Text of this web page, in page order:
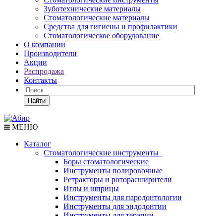
Зуботехнические материалы
Стоматологические материалы
Средства для гигиены и профилактики
Стоматологическое оборудование
О компании
Производители
Акции
Распродажа
Контакты
Найти
МЕНЮ
Каталог
Стоматологические инструменты
Боры стоматологические
Инструменты полировочные
Ретракторы и роторасширители
Иглы и шприцы
Инструменты для пародонтологии
Инструменты для эндодонтии